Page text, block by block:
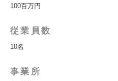
100百万円
従業員数
10名
事業所